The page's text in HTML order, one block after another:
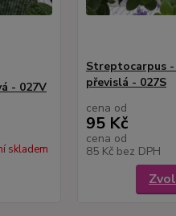
- 027V
skladem
Streptocarpus
převislá - 027S
cena od
95 Kč
cena od
85 Kč bez DPH